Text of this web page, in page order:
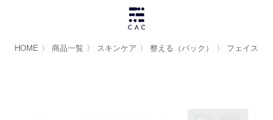
HOME 〉 商品一覧 〉 スキンケア 〉 整える（パック） 〉 フェイスパ